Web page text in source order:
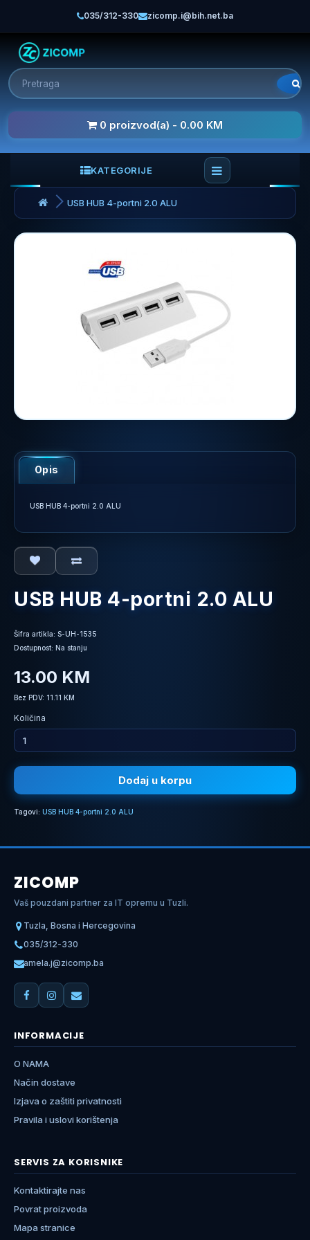
035/312-330 zicomp.i@bih.net.ba
0 proizvod(a) - 0.00 KM
KATEGORIJE
USB HUB 4-portni 2.0 ALU
Opis
USB HUB 4-portni 2.0 ALU
USB HUB 4-portni 2.0 ALU
Šifra artikla: S-UH-1535
Dostupnost: Na stanju
13.00 KM
Bez PDV: 11.11 KM
Količina
Dodaj u korpu
Tagovi: USB HUB 4-portni 2.0 ALU
ZICOMP
Vaš pouzdani partner za IT opremu u Tuzli.
Tuzla, Bosna i Hercegovina
035/312-330
amela.j@zicomp.ba
INFORMACIJE
O NAMA
Način dostave
Izjava o zaštiti privatnosti
Pravila i uslovi korištenja
SERVIS ZA KORISNIKE
Kontaktirajte nas
Povrat proizvoda
Mapa stranice